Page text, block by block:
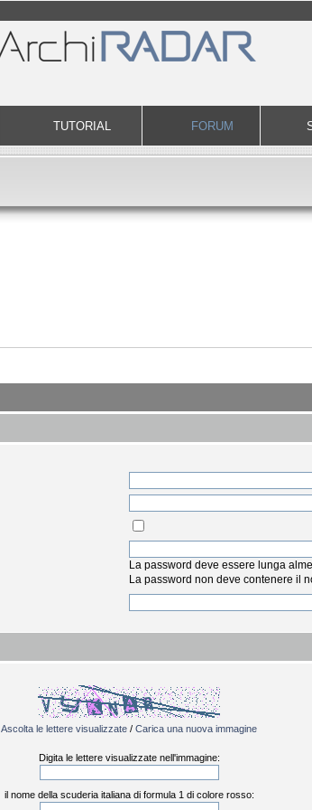
TUTORIAL FORUM
La password deve essere lunga
La password non deve contenere il
Ascolta le lettere visualizzate / Carica una nuova immagine
Digita le lettere visualizzate nell'immagine:
il nome della scuderia italiana di formula 1 di colore rosso: